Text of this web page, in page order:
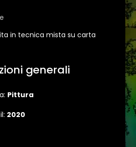
in tecnica mista su carta
generali
Pittura
2020